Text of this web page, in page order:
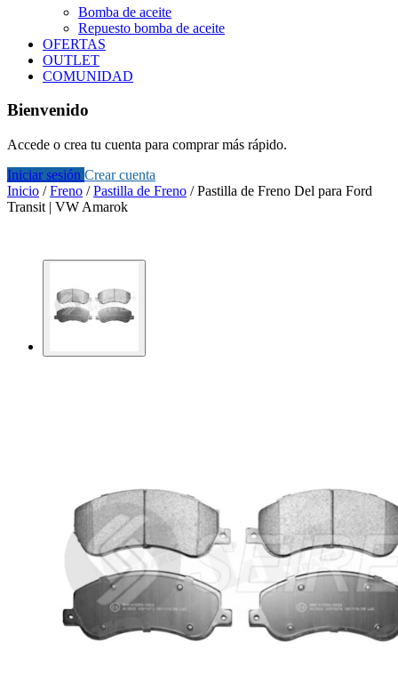
Bomba de aceite
Repuesto bomba de aceite
OFERTAS
OUTLET
COMUNIDAD
Bienvenido
Accede o crea tu cuenta para comprar más rápido.
Iniciar sesión Crear cuenta
Inicio /Freno /Pastilla de Freno /Pastilla de Freno Del para Ford
Transit | VW Amarok